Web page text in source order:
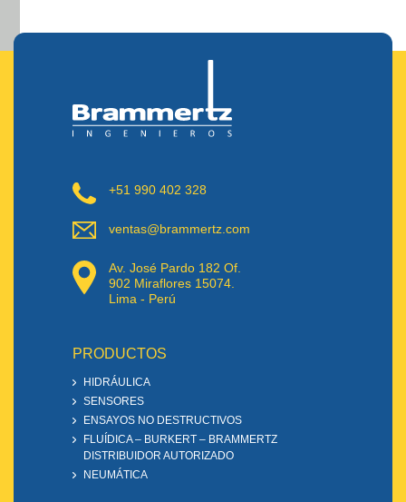
+51 990 402 328
ventas@brammertz.com
Av. José Pardo 182 Of.
902 Miraflores 15074.
Lima - Perú
PRODUCTOS
HIDRÁULICA
SENSORES
ENSAYOS NO DESTRUCTIVOS
FLUÍDICA – BURKERT – BRAMMERTZ
DISTRIBUIDOR AUTORIZADO
NEUMÁTICA